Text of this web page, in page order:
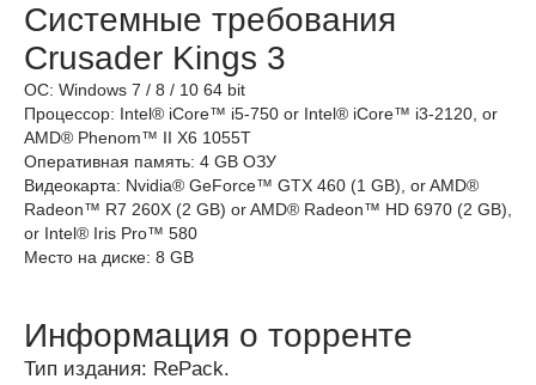
Системные требования
Crusader Kings 3
ОС: Windows 7 / 8 / 10 64 bit
Процессор: Intel® iCore™ i5-750 or Intel® iCore™ i3-2120, or
AMD® Phenom™ II X6 1055T
Оперативная память: 4 GB ОЗУ
Видеокарта: Nvidia® GeForce™ GTX 460 (1 GB), or AMD®
Radeon™ R7 260X (2 GB) or AMD® Radeon™ HD 6970 (2 GB),
or Intel® Iris Pro™ 580
Место на диске: 8 GB
Информация о торренте
Тип издания: RePack.